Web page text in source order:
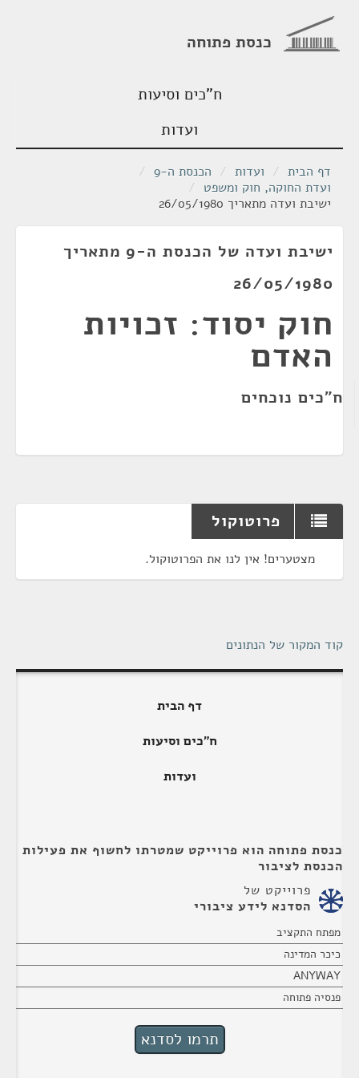
כנסת פתוחה
ח"כים וסיעות
ועדות
דף הבית / ועדות / הכנסת ה-9
/
ועדת החוקה, חוק ומשפט /
ישיבת ועדה מתאריך 26/05/1980
ישיבת ועדה של הכנסת ה-9 מתאריך
26/05/1980
חוק יסוד: זכויות
האדם
ח"כים נוכחים
פרוטוקול
מצטערים! אין לנו את הפרוטוקול.
קוד המקור של הנתונים
דף הבית
ח"כים וסיעות
ועדות
כנסת פתוחה הוא פרוייקט שמטרתו לחשוף את פעילות
הכנסת לציבור
פרוייקט של
הסדנא לידע ציבורי
מפתח התקציב
כיכר המדינה
ANYWAY
פנסיה פתוחה